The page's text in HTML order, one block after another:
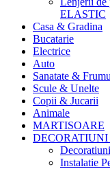
ELASTIC
Casa & Gradina
Bucatarie
Electrice
Auto
Sanatate &
Scule & Unelte
Copii & Jucarii
Animale
MARTISOARE
Instalatie